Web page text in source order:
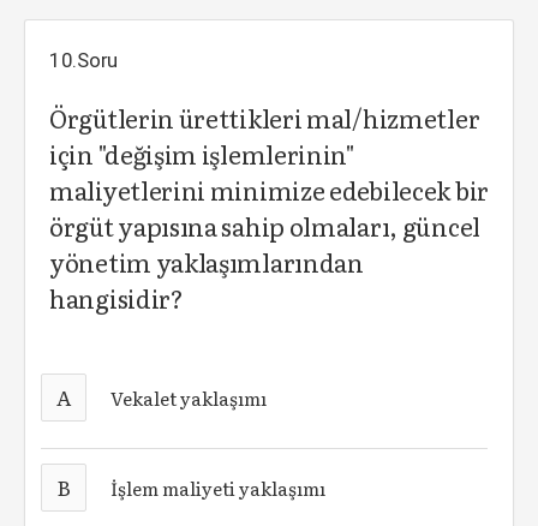
10.Soru
Örgütlerin ürettikleri mal/hizmetler
için "değişim işlemlerinin"
maliyetlerini minimize edebilecek bir
örgüt yapısına sahip olmaları, güncel
yönetim yaklaşımlarından
hangisidir?
A Vekalet yaklaşımı
B İşlem maliyeti yaklaşımı